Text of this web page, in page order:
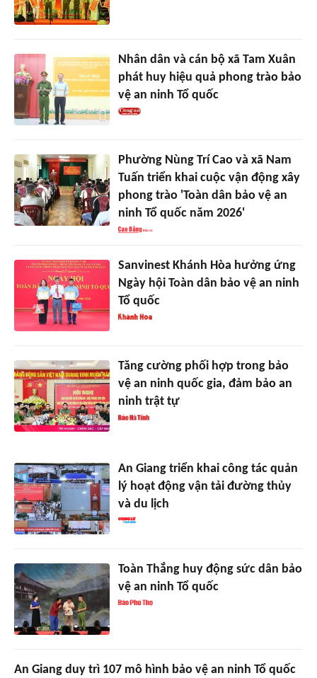
Nhân dân và cán bộ xã Tam Xuân
phát huy hiệu quả phong trào bảo
vệ an ninh Tổ quốc
Phường Nùng Trí Cao và xã Nam
Tuấn triển khai cuộc vận động xây
phong trào 'Toàn dân bảo vệ an
ninh Tổ quốc năm 2026'
Sanvinest Khánh Hòa hưởng ứng
Ngày hội Toàn dân bảo vệ an ninh
Tổ quốc
Tăng cường phối hợp trong bảo
vệ an ninh quốc gia, đảm bảo an
ninh trật tự
An Giang triển khai công tác quản
lý hoạt động vận tải đường thủy
và du lịch
Toàn Thắng huy động sức dân bảo
vệ an ninh Tổ quốc
An Giang duy trì 107 mô hình bảo vệ an ninh Tổ quốc